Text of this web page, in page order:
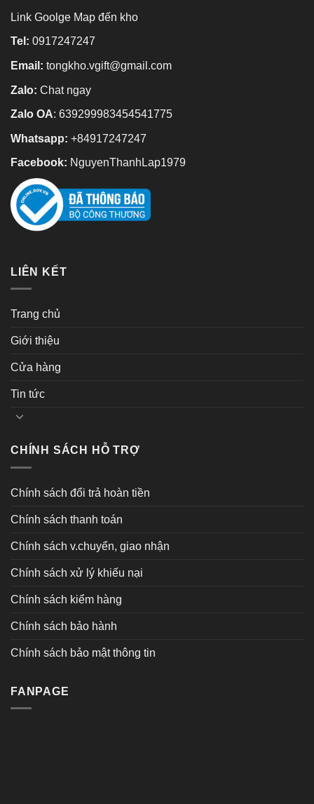
Link Goolge Map đến kho
Tel: 0917247247
Email: tongkho.vgift@gmail.com
Zalo: Chat ngay
Zalo OA: 639299983454541775
Whatsapp: +84917247247
Facebook: NguyenThanhLap1979
LIÊN KẾT
Trang chủ
Giới thiệu
Cửa hàng
Tin tức
CHÍNH SÁCH HỖ TRỢ
Chính sách đổi trả hoàn tiền
Chính sách thanh toán
Chính sách v.chuyển, giao nhận
Chính sách xử lý khiếu nại
Chính sách kiểm hàng
Chính sách bảo hành
Chính sách bảo mật thông tin
FANPAGE